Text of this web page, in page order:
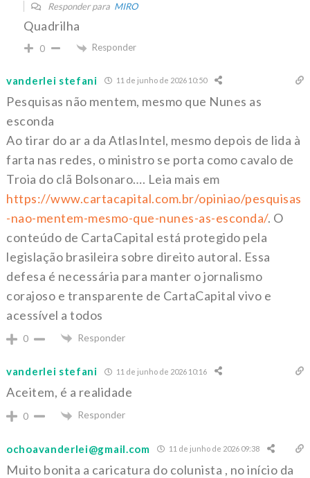
Responder para MIRO
Quadrilha
0 Responder
vanderlei stefani 11 de junho de 2026 10:50
Pesquisas não mentem, mesmo que Nunes as
esconda
Ao tirar do ar a da AtlasIntel, mesmo depois de lida à
farta nas redes, o ministro se porta como cavalo de
Troia do clã Bolsonaro…. Leia mais em
https://www.cartacapital.com.br/opiniao/pesquisas
-nao-mentem-mesmo-que-nunes-as-esconda/. O
conteúdo de CartaCapital está protegido pela
legislação brasileira sobre direito autoral. Essa
defesa é necessária para manter o jornalismo
corajoso e transparente de CartaCapital vivo e
acessível a todos
0 Responder
vanderlei stefani 11 de junho de 2026 10:16
Aceitem, é a realidade
0 Responder
ochoavanderlei@gmail.com 11 de junho de 2026 09:38
Muito bonita a caricatura do colunista , no início da